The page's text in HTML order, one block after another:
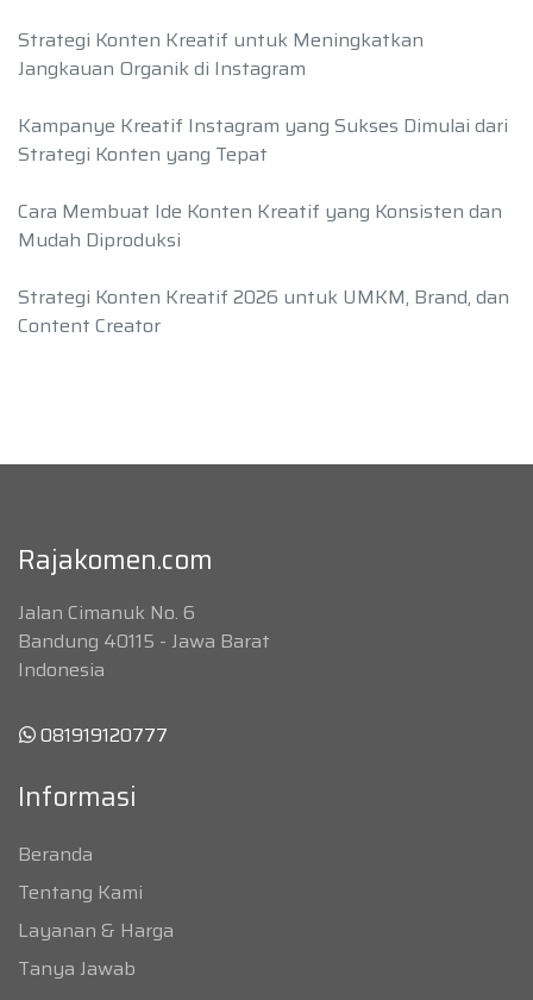
Strategi Konten Kreatif untuk Meningkatkan
Jangkauan Organik di Instagram
Kampanye Kreatif Instagram yang Sukses Dimulai dari
Strategi Konten yang Tepat
Cara Membuat Ide Konten Kreatif yang Konsisten dan
Mudah Diproduksi
Strategi Konten Kreatif 2026 untuk UMKM, Brand, dan
Content Creator
Rajakomen.com
Jalan Cimanuk No. 6
Bandung 40115 - Jawa Barat
Indonesia
081919120777
Informasi
Beranda
Tentang Kami
Layanan & Harga
Tanya Jawab